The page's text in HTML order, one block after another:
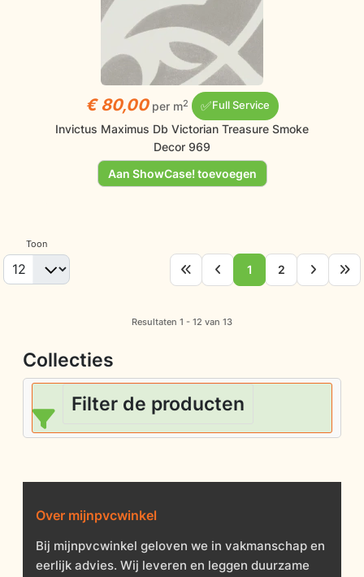
Collecties
Filter de producten
€ 80,00 per m2 ✅Full Service
Invictus Maximus Db Victorian Treasure Smoke
Decor 969
Aan ShowCase! toevoegen
Toon
1 2
Resultaten 1 - 12 van 13
Over mijnpvcwinkel
Bij mijnpvcwinkel geloven we in vakmanschap en
eerlijk advies. Wij leveren en leggen duurzame